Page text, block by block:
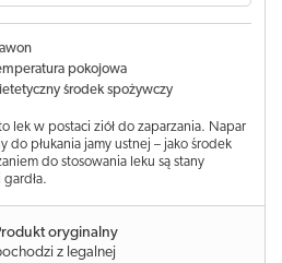
pokojowa
środek spożywczy
lek w postaci ziół do zaparzania. Napar
do płukania jamy ustnej – jako środek
do stosowania leku są stany
oryginalny
z legalnej